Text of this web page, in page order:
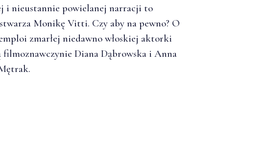
i nieustannie powielanej narracji to
Monikę Vitti. Czy aby na pewno? O
zmarłej niedawno włoskiej aktorki
filmoznawczynie Diana Dąbrowska i Anna